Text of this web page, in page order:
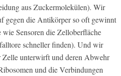
aus Zuckermolekülen). Wir
gegen die Antikörper so oft gewinnt
Sensoren die Zelloberfläche
schneller finden). Und wir
Zelle unterwirft und deren Abwehr
und die Verbindungen